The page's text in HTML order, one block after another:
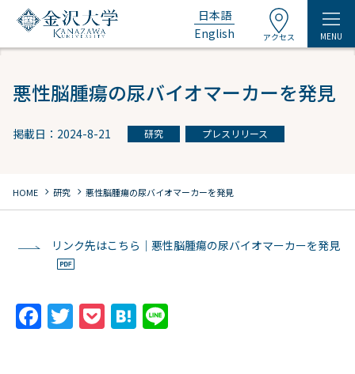
日本語
English
アクセス MENU
悪性脳腫瘍の尿バイオマーカーを発見
掲載日：2024-8-21 研究 プレスリリース
HOME chevron_right 研究 chevron_right 悪性脳腫瘍の尿バイオマーカーを発見
リンク先はこちら｜悪性脳腫瘍の尿バイオマーカーを発見
F T P H